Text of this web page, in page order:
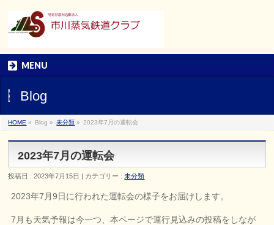
MENU
Blog
HOME » Blog » 未分類 » 2023年7月の運転会
2023年7月の運転会
投稿日 : 2023年7月15日 | カテゴリー :未分類
2023年7月9日に行われた運転会の様子をお届けします。
7月も天気予報は今一つ、本ページで運行見込みの投稿をしなが